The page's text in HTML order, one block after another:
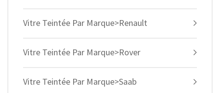
Vitre Teintée Par Marque>Renault
Vitre Teintée Par Marque>Rover
Vitre Teintée Par Marque>Saab